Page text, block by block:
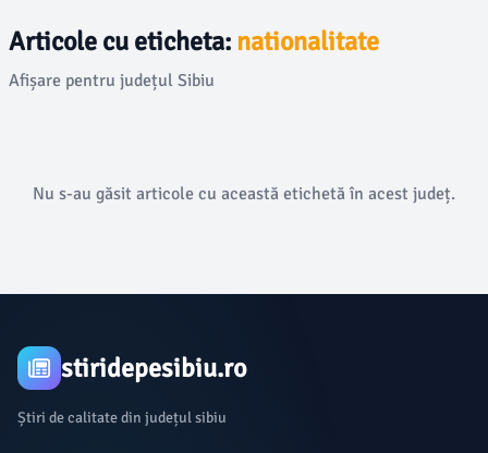
Articole cu eticheta: nationalitate
Afișare pentru județul Sibiu
Nu s-au găsit articole cu această etichetă în acest județ.
stiridepesibiu.ro
Știri de calitate din județul sibiu